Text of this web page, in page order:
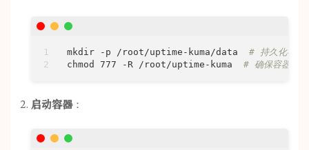
mkdir -p /root/uptime-kuma/data # 持久化存储
chmod 777 -R /root/uptime-kuma # 确保容器有写
启动容器：